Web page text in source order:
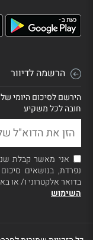
הרשמה לדיוור
הירשם לסיכום היומי
חובה לכל משקיע
אני מאשר קבלת
נפרדת, בנושאים
בדואר אלקטרוני ו/ או
השימוש